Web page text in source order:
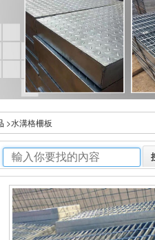
>水溝格柵板
>> 格柵板產品